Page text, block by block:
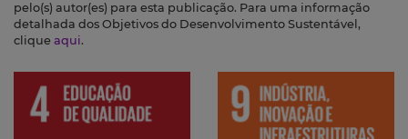
pelo(s) autor(es) para esta publicação. Para uma informação
detalhada dos Objetivos do Desenvolvimento Sustentável,
clique aqui.